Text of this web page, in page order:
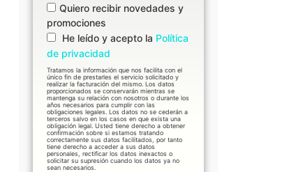
Quiero recibir novedades y
promociones
He leído y acepto la Política
de privacidad
Tratamos la información que nos facilita con el
único fin de prestarles el servicio solicitado y
realizar la facturación del mismo. Los datos
proporcionados se conservarán mientras se
mantenga su relación con nosotros o durante los
años necesarios para cumplir con las
obligaciones legales. Los datos no se cederán a
terceros salvo en los casos en que exista una
obligación legal. Usted tiene derecho a obtener
confirmación sobre si estamos tratando
correctamente sus datos facilitados, por tanto
tiene derecho a acceder a sus datos
personales, rectificar los datos inexactos o
solicitar su supresión cuando los datos ya no
sean necesarios.